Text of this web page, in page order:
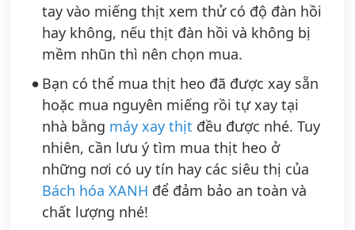
tay vào miếng thịt xem thử có độ đàn hồi
hay không, nếu thịt đàn hồi và không bị
mềm nhũn thì nên chọn mua.
Bạn có thể mua thịt heo đã được xay sẵn
hoặc mua nguyên miếng rồi tự xay tại
nhà bằng máy xay thịt đều được nhé. Tuy
nhiên, cần lưu ý tìm mua thịt heo ở
những nơi có uy tín hay các siêu thị của
Bách hóa XANH để đảm bảo an toàn và
chất lượng nhé!